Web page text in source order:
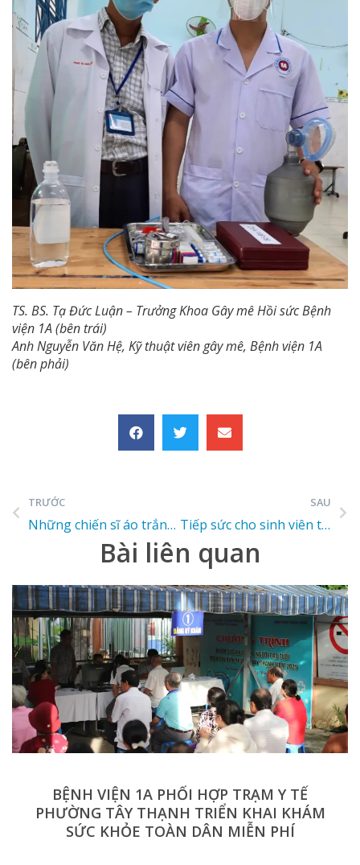
TS. BS. Tạ Đức Luận – Trưởng Khoa Gây mê Hồi sức Bệnh
viện 1A (bên trái)
Anh Nguyễn Văn Hệ, Kỹ thuật viên gây mê, Bệnh viện 1A
(bên phải)
TRƯỚC
Những chiến sĩ áo trắng 1A
SAU
Tiếp sức cho sinh viên tình nguyện phòng chống COVID-19
Bài liên quan
BỆNH VIỆN 1A PHỐI HỢP TRẠM Y TẾ
PHƯỜNG TÂY THẠNH TRIỂN KHAI KHÁM
SỨC KHỎE TOÀN DÂN MIỄN PHÍ